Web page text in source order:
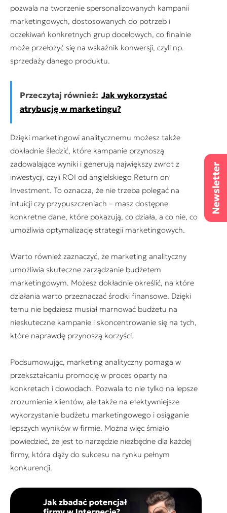
pozwala na tworzenie spersonalizowanych kampanii
marketingowych, dostosowanych do potrzeb i
oczekiwań konkretnych grup docelowych, co finalnie
może przełożyć się na wskaźnik konwersji, czyli np.
sprzedaży danego produktu.
Przeczytaj również: Jak wykorzystać
atrybucję w marketingu?
Dzięki marketingowi analitycznemu możesz także
dokładnie śledzić, które kampanie przynoszą
zadowalające wyniki i generują największy zwrot z
inwestycji, czyli ROI od angielskiego Return on
Investment. To oznacza, że nie trzeba polegać na
intuicji czy przypuszczeniach – masz dostępne
konkretne dane, które pokazują, co działa, a co nie, co
umożliwia optymalizację strategii marketingowych.
Warto również zaznaczyć, że marketing analityczny
umożliwia skuteczne zarządzanie budżetem
marketingowym. Możesz dokładnie określić, na które
działania warto przeznaczać środki finansowe. Dzięki
temu nie będziesz musiał marnować budżetu na
nieskuteczne kampanie i skoncentrowanie się na tych,
które naprawdę przynoszą korzyści.
Podsumowując, marketing analityczny pomaga w
przekształcaniu promocję w proces oparty na
konkretach i dowodach. Pozwala to nie tylko na lepsze
zrozumienie klientów, ale także na efektywniejsze
wykorzystanie budżetu marketingowego i osiąganie
lepszych wyników w firmie. Można więc śmiało
powiedzieć, że jest to narzędzie niezbędne dla każdej
firmy, która dąży do sukcesu na rynku pełnym
konkurencji.